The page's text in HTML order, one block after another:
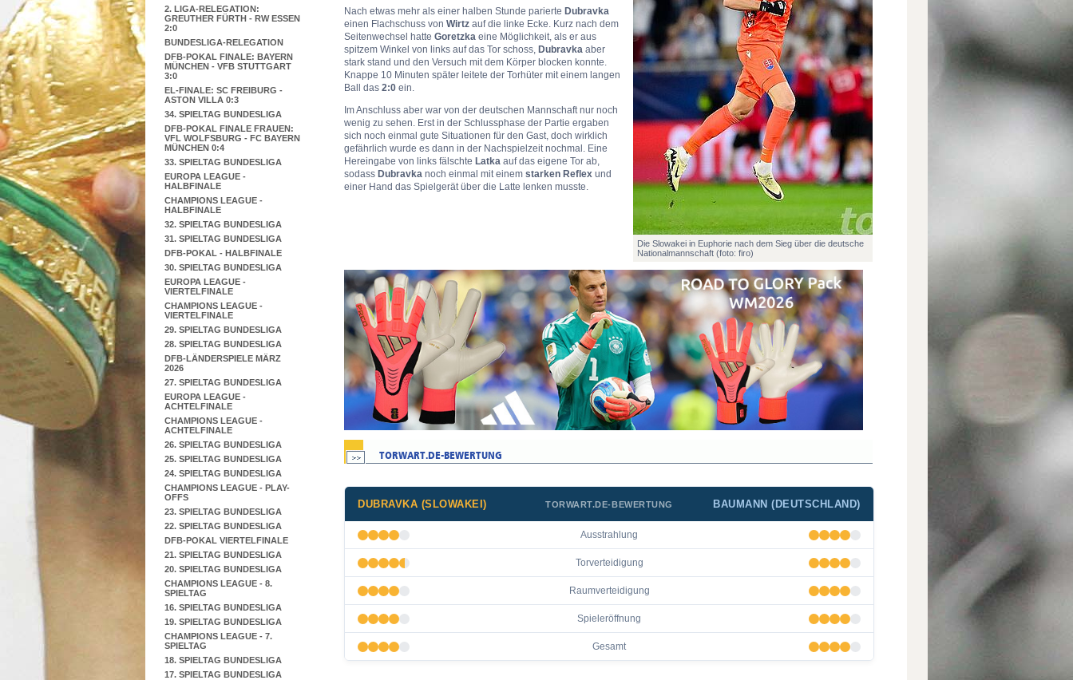
2. LIGA-RELEGATION:
GREUTHER FÜRTH - RW ESSEN
2:0
BUNDESLIGA-RELEGATION
DFB-POKAL FINALE: BAYERN
MÜNCHEN - VFB STUTTGART
3:0
EL-FINALE: SC FREIBURG -
ASTON VILLA 0:3
34. SPIELTAG BUNDESLIGA
DFB-POKAL FINALE FRAUEN:
VFL WOLFSBURG - FC BAYERN
MÜNCHEN 0:4
33. SPIELTAG BUNDESLIGA
EUROPA LEAGUE -
HALBFINALE
CHAMPIONS LEAGUE -
HALBFINALE
32. SPIELTAG BUNDESLIGA
31. SPIELTAG BUNDESLIGA
DFB-POKAL - HALBFINALE
30. SPIELTAG BUNDESLIGA
EUROPA LEAGUE -
VIERTELFINALE
CHAMPIONS LEAGUE -
VIERTELFINALE
29. SPIELTAG BUNDESLIGA
28. SPIELTAG BUNDESLIGA
DFB-LÄNDERSPIELE MÄRZ
2026
27. SPIELTAG BUNDESLIGA
EUROPA LEAGUE -
ACHTELFINALE
CHAMPIONS LEAGUE -
ACHTELFINALE
26. SPIELTAG BUNDESLIGA
25. SPIELTAG BUNDESLIGA
24. SPIELTAG BUNDESLIGA
CHAMPIONS LEAGUE - PLAY-
OFFS
23. SPIELTAG BUNDESLIGA
22. SPIELTAG BUNDESLIGA
DFB-POKAL VIERTELFINALE
21. SPIELTAG BUNDESLIGA
20. SPIELTAG BUNDESLIGA
CHAMPIONS LEAGUE - 8.
SPIELTAG
16. SPIELTAG BUNDESLIGA
19. SPIELTAG BUNDESLIGA
CHAMPIONS LEAGUE - 7.
SPIELTAG
18. SPIELTAG BUNDESLIGA
17. SPIELTAG BUNDESLIGA
Die Slowakei in Euphorie nach dem Sieg über die deutsche
Nationalmannschaft (foto: firo)
Nach etwas mehr als einer halben Stunde parierte Dubravka
einen Flachschuss von Wirtz auf die linke Ecke. Kurz nach dem
Seitenwechsel hatte Goretzka eine Möglichkeit, als er aus
spitzem Winkel von links auf das Tor schoss, Dubravka aber
stark stand und den Versuch mit dem Körper blocken konnte.
Knappe 10 Minuten später leitete der Torhüter mit einem langen
Ball das 2:0 ein.
Im Anschluss aber war von der deutschen Mannschaft nur noch
wenig zu sehen. Erst in der Schlussphase der Partie ergaben
sich noch einmal gute Situationen für den Gast, doch wirklich
gefährlich wurde es dann in der Nachspielzeit nochmal. Eine
Hereingabe von links fälschte Latka auf das eigene Tor ab,
sodass Dubravka noch einmal mit einem starken Reflex und
einer Hand das Spielgerät über die Latte lenken musste.
DUBRAVKA (SLOWAKEI) TORWART.DE-BEWERTUNG BAUMANN (DEUTSCHLAND)
Ausstrahlung
Torverteidigung
Raumverteidigung
Spieleröffnung
Gesamt